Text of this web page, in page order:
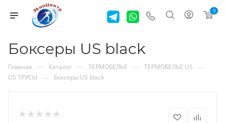
0
Боксеры US black
Главная — Каталог — ТЕРМОБЕЛЬЕ — ТЕРМОБЕЛЬЕ US —
US ТРУСЫ — Боксеры US black